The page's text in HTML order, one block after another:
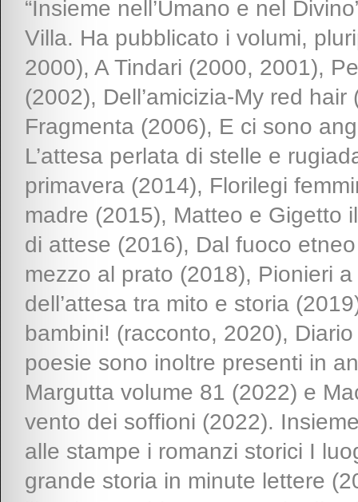
“Insieme nell’Umano e nel
Villa. Ha pubblicato i volumi,
2000), A Tindari (2000, 2001),
(2002), Dell’amicizia-My red
Fragmenta (2006), E ci sono
L’attesa perlata di stelle e
primavera (2014), Florilegi
madre (2015), Matteo e Gigetto
di attese (2016), Dal fuoco
mezzo al prato (2018), Pionieri
dell’attesa tra mito e storia
bambini! (racconto, 2020),
poesie sono inoltre presenti in
Margutta volume 81 (2022) e
vento dei soffioni (2022).
alle stampe i romanzi storici I
grande storia in minute lettere